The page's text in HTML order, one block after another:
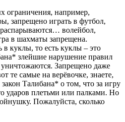
ограничения, например,
запрещено играть в футбол,
волейбол,
в шахматы запрещена.
в куклы, то есть куклы – это
злейшие нарушение правил
Запрещено даже
те самые на верёвочке, знаете,
Талибана* о том, что за игру
ударов плетьми или палками. Но
Пожалуйста, сколько